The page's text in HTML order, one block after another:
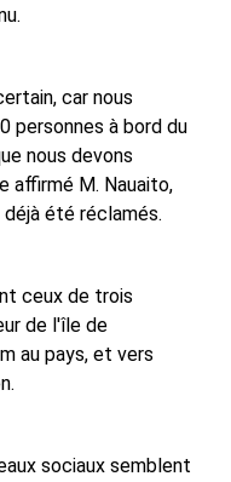
car nous
personnes à bord du
nous devons
affirmé M. Nauaito,
été réclamés.
ceux de trois
de l'île de
au pays, et vers
sociaux semblent